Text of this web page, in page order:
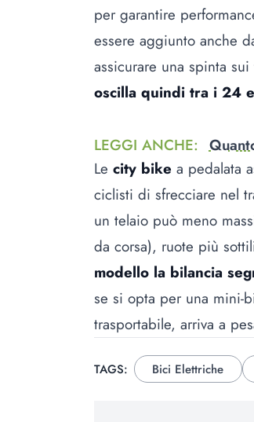
per garantire
essere aggiunto anche
assicurare una spinta
oscilla quindi tra i 24
LEGGI ANCHE:
Le city bike a pedalata
ciclisti di sfrecciare nel
un telaio può meno
da corsa), ruote più
modello la bilancia
se si opta per una mini-
trasportabile, arriva a
TAGS: Bici Elettriche